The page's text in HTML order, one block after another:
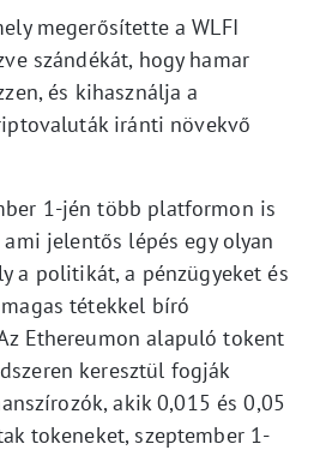
megerősítette a WLFI
szándékát, hogy hamar
és kihasználja a
iránti növekvő
1-jén több platformon is
jelentős lépés egy olyan
a politikát, a pénzügyeket és
tétekkel bíró
Ethereumon alapuló tokent
keresztül fogják
akik 0,015 és 0,05
tokeneket, szeptember 1-